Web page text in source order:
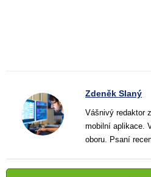
Zdeněk Slaný
Vášnivý redaktor
mobilní aplikace.
oboru. Psaní
pomáhají